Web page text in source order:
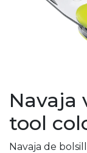
Navaja
tool
Navaja de